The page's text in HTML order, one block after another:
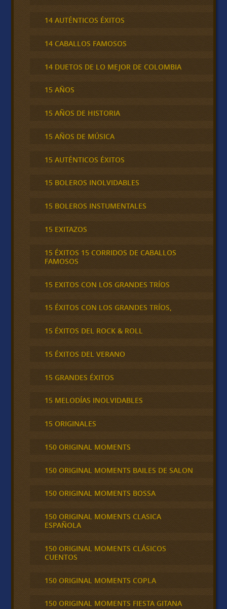
14 AUTÉNTICOS ÉXITOS
14 CABALLOS FAMOSOS
14 DUETOS DE LO MEJOR DE COLOMBIA
15 AÑOS
15 AÑOS DE HISTORIA
15 AÑOS DE MÚSICA
15 AUTÉNTICOS ÉXITOS
15 BOLEROS INOLVIDABLES
15 BOLEROS INSTUMENTALES
15 EXITAZOS
15 ÉXITOS 15 CORRIDOS DE CABALLOS
FAMOSOS
15 EXITOS CON LOS GRANDES TRÍOS
15 ÉXITOS CON LOS GRANDES TRÍOS,
15 ÉXITOS DEL ROCK & ROLL
15 ÉXITOS DEL VERANO
15 GRANDES ÉXITOS
15 MELODÍAS INOLVIDABLES
15 ORIGINALES
150 ORIGINAL MOMENTS
150 ORIGINAL MOMENTS BAILES DE SALON
150 ORIGINAL MOMENTS BOSSA
150 ORIGINAL MOMENTS CLASICA
ESPAÑOLA
150 ORIGINAL MOMENTS CLÁSICOS
CUENTOS
150 ORIGINAL MOMENTS COPLA
150 ORIGINAL MOMENTS FIESTA GITANA